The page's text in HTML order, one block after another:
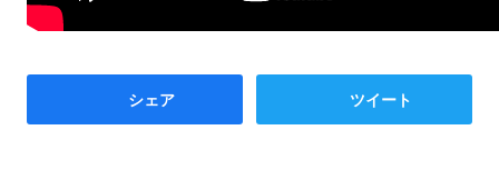
シェア ツイート